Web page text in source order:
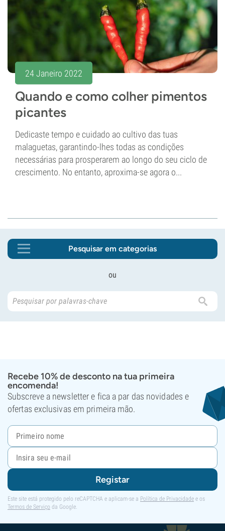
24 Janeiro 2022
Quando e como colher pimentos
picantes
Dedicaste tempo e cuidado ao cultivo das tuas
malaguetas, garantindo-lhes todas as condições
necessárias para prosperarem ao longo do seu ciclo de
crescimento. No entanto, aproxima-se agora o...
Pesquisar em categorias
ou
Recebe 10% de desconto na tua primeira
encomenda!
Subscreve a newsletter e fica a par das novidades e
ofertas exclusivas em primeira mão.
Registar
Este site está protegido pelo reCAPTCHA e aplicam-se a Política de Privacidade e os
Termos de Serviço da Google.